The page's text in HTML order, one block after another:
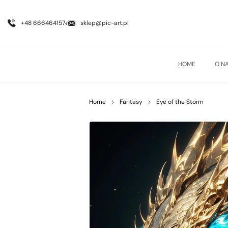
+48 666464157 sklep@pic-art.pl
HOME O
Home Fantasy Eye of the Storm